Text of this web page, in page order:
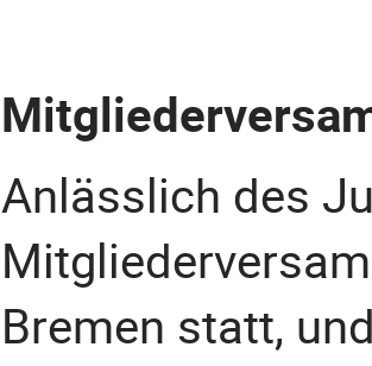
Anlässlich des
Bremen statt,